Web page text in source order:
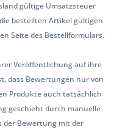
gültige Umsatzsteuer
bestellten Artikel gültigen
Seite des Bestellformulars.
Veröffentlichung auf ihre
dass Bewertungen nur von
Produkte auch tatsächlich
geschieht durch manuelle
der Bewertung mit der